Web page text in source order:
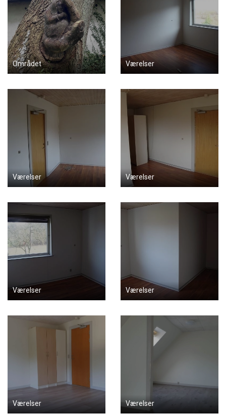
Området Værelser
Værelser Værelser
Værelser Værelser
Værelser Værelser